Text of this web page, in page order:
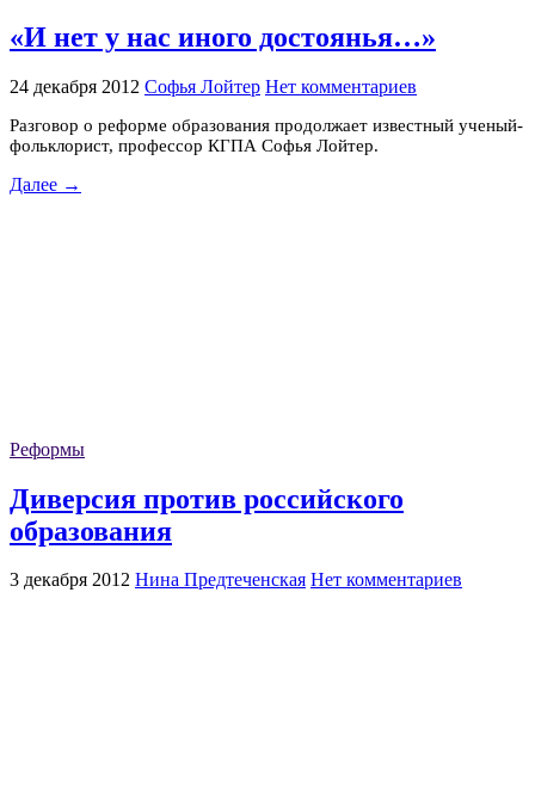
«И нет у нас иного достоянья…»
24 декабря 2012 Софья Лойтер Нет комментариев
Разговор о реформе образования продолжает известный ученый-
фольклорист, профессор КГПА Софья Лойтер.
Далее →
Реформы
Диверсия против российского
образования
3 декабря 2012 Нина Предтеченская Нет комментариев